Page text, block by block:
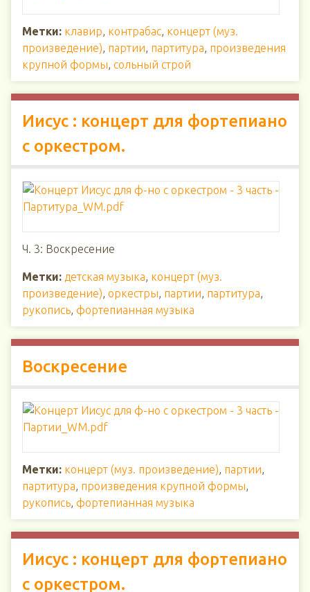
Метки: клавир, контрабас, концерт (муз.
произведение), партии, партитура, произведения
крупной формы, сольный строй
Иисус : концерт для фортепиано
с оркестром.
Ч. 3: Воскресение
Метки: детская музыка, концерт (муз.
произведение), оркестры, партии, партитура,
рукопись, фортепианная музыка
Воскресение
Метки: концерт (муз. произведение), партии,
партитура, произведения крупной формы,
рукопись, фортепианная музыка
Иисус : концерт для фортепиано
с оркестром.